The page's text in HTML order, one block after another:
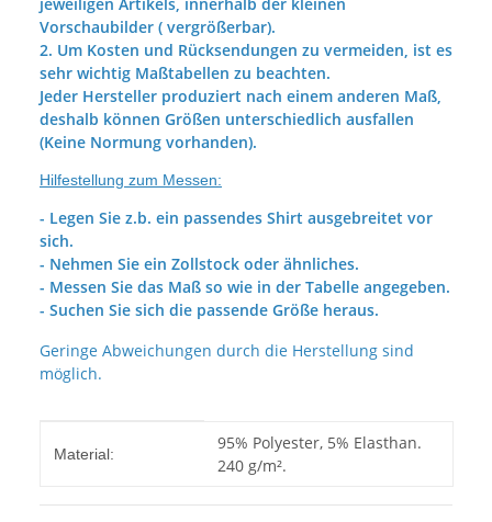
jeweiligen Artikels, innerhalb der kleinen
Vorschaubilder ( vergrößerbar).
2. Um Kosten und Rücksendungen zu vermeiden, ist es
sehr wichtig Maßtabellen zu beachten.
Jeder Hersteller produziert nach einem anderen Maß,
deshalb können Größen unterschiedlich ausfallen
(Keine Normung vorhanden).
Hilfestellung zum Messen:
- Legen Sie z.b. ein passendes Shirt ausgebreitet vor
sich.
- Nehmen Sie ein Zollstock oder ähnliches.
- Messen Sie das Maß so wie in der Tabelle angegeben.
- Suchen Sie sich die passende Größe heraus.
Geringe Abweichungen durch die Herstellung sind
möglich.
Material:
95% Polyester, 5% Elasthan.
240 g/m².